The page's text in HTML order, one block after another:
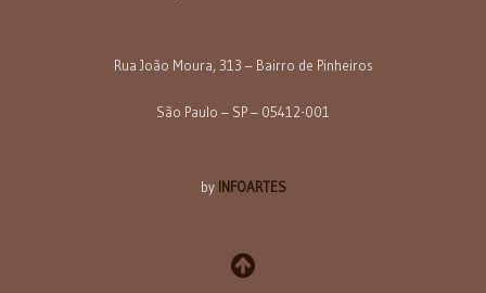
Rua João Moura, 313 – Bairro de Pinheiros
São Paulo – SP – 05412-001
by INFOARTES